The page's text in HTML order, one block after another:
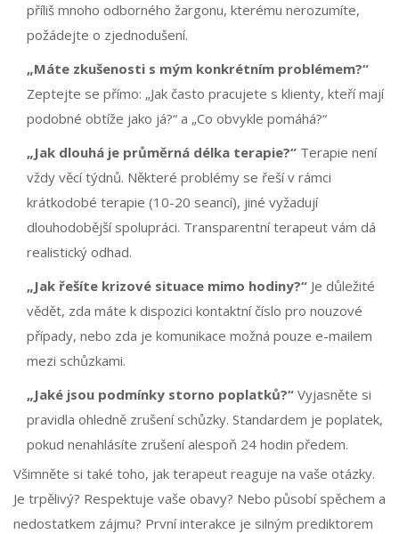
příliš mnoho odborného žargonu, kterému nerozumíte,
požádejte o zjednodušení.
„Máte zkušenosti s mým konkrétním problémem?“
Zeptejte se přímo: „Jak často pracujete s klienty, kteří mají
podobné obtíže jako já?“ a „Co obvykle pomáhá?“
„Jak dlouhá je průměrná délka terapie?“ Terapie není
vždy věcí týdnů. Některé problémy se řeší v rámci
krátkodobé terapie (10-20 seancí), jiné vyžadují
dlouhodobější spolupráci. Transparentní terapeut vám dá
realistický odhad.
„Jak řešíte krizové situace mimo hodiny?“ Je důležité
vědět, zda máte k dispozici kontaktní číslo pro nouzové
případy, nebo zda je komunikace možná pouze e-mailem
mezi schůzkami.
„Jaké jsou podmínky storno poplatků?“ Vyjasněte si
pravidla ohledně zrušení schůzky. Standardem je poplatek,
pokud nenahlásíte zrušení alespoň 24 hodin předem.
Všimněte si také toho, jak terapeut reaguje na vaše otázky.
Je trpělivý? Respektuje vaše obavy? Nebo působí spěchem a
nedostatkem zájmu? První interakce je silným prediktorem